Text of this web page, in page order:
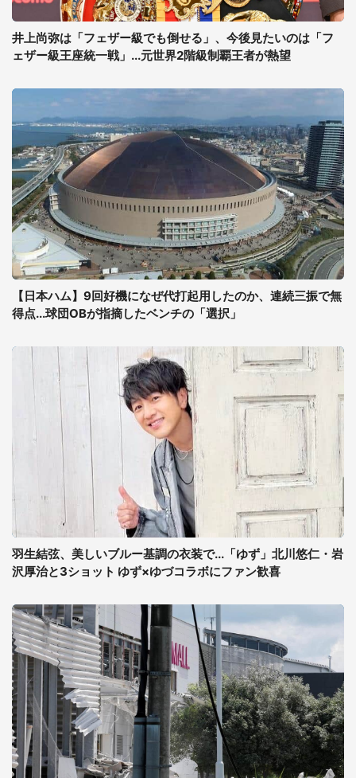
井上尚弥は「フェザー級でも倒せる」、今後見たいのは「フ
ェザー級王座統一戦」...元世界2階級制覇王者が熱望
【日本ハム】9回好機になぜ代打起用したのか、連続三振で無
得点...球団OBが指摘したベンチの「選択」
羽生結弦、美しいブルー基調の衣装で...「ゆず」北川悠仁・岩
沢厚治と3ショット ゆず×ゆづコラボにファン歓喜